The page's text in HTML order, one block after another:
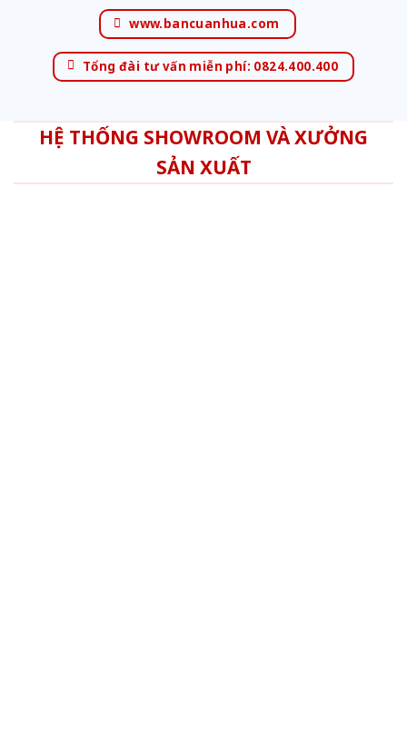
www.bancuanhua.com
Tổng đài tư vấn miễn phí: 0824.400.400
HỆ THỐNG SHOWROOM VÀ XƯỞNG
SẢN XUẤT